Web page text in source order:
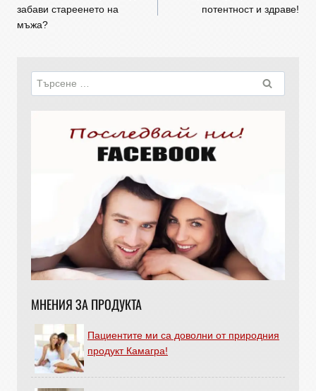
забави стареенето на
мъжа?
потентност и здраве!
МНЕНИЯ ЗА ПРОДУКТА
Пациентите ми са доволни от природния
продукт Камагра!